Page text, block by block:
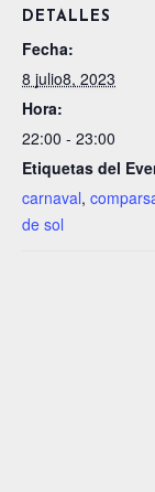
DETALLES
Fecha:
8 julio8, 2023
Hora:
22:00 - 23:00
Etiquetas del
carnaval,
de sol